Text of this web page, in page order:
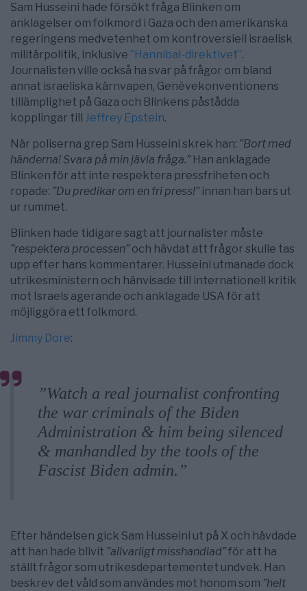
Sam Husseini hade försökt fråga Blinken om
anklagelser om folkmord i Gaza och den amerikanska
regeringens medvetenhet om kontroversiell israelisk
militärpolitik, inklusive ”Hannibal-direktivet”.
Journalisten ville också ha svar på frågor om bland
annat israeliska kärnvapen, Genèvekonventionens
tillämplighet på Gaza och Blinkens påstådda
kopplingar till Jeffrey Epstein.
När poliserna grep Sam Husseini skrek han: ”Bort med
händerna! Svara på min jävla fråga.”Han anklagade
Blinken för att inte respektera pressfriheten och
ropade: ”Du predikar om en fri press!”innan han bars ut
ur rummet.
Blinken hade tidigare sagt att journalister måste
”respektera processen”och hävdat att frågor skulle tas
upp efter hans kommentarer. Husseini utmanade dock
utrikesministern och hänvisade till internationell kritik
mot Israels agerande och anklagade USA för att
möjliggöra ett folkmord.
Jimmy Dore:
”Watch a real journalist confronting
the war criminals of the Biden
Administration & him being silenced
& manhandled by the tools of the
Fascist Biden admin.”
Efter händelsen gick Sam Husseini ut på X och hävdade
att han hade blivit ”allvarligt misshandlad”för att ha
ställt frågor som utrikesdepartementet undvek. Han
beskrev det våld som användes mot honom som ”helt